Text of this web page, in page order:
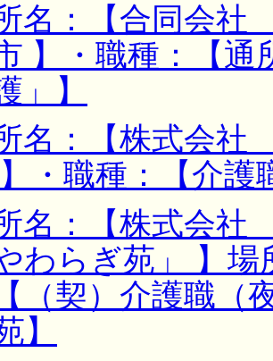
名：【合同会社
】・職種：【
」】
名：【株式会社
・職種：【介護
名：【株式会
わらぎ苑」 】
（契）介護職（
】